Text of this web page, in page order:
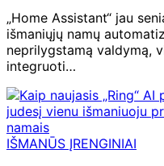
„Home Assistant“ jau
išmaniųjų namų
neprilygstamą valdymą,
integruoti…
IŠMANŪS ĮRENGINIAI